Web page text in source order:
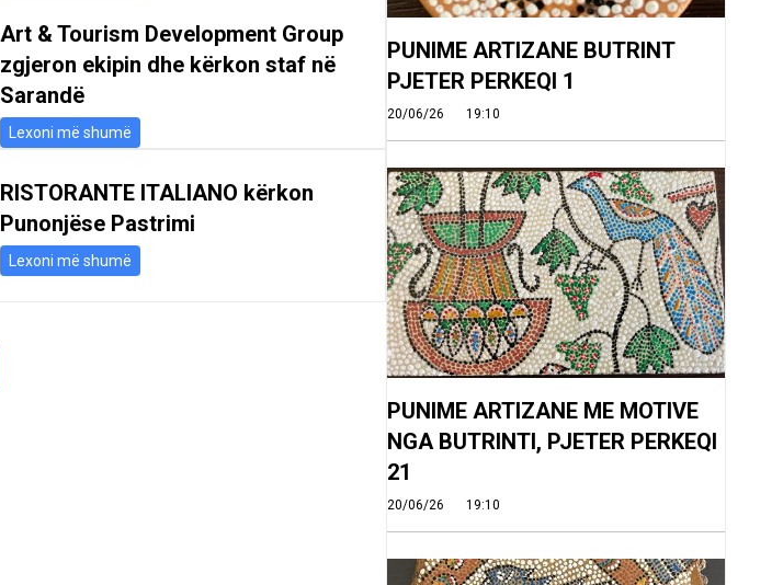
Art & Tourism Development Group
zgjeron ekipin dhe kërkon staf në
Sarandë
Lexoni më shumë
RISTORANTE ITALIANO kërkon
Punonjëse Pastrimi
Lexoni më shumë
PUNIME ARTIZANE BUTRINT
PJETER PERKEQI 1
20/06/26 19:10
PUNIME ARTIZANE ME MOTIVE
NGA BUTRINTI, PJETER PERKEQI
21
20/06/26 19:10